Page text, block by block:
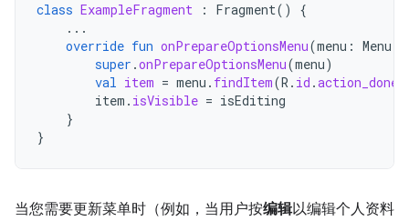
class ExampleFragment : Fragment()
{
...
override fun onPrepareOptionsMenu(menu : Menu
super .onPrepareOptionsMenu(menu)
val item = menu . findItem(R . id .action_done
item . isVisible = isEditing
}
}
当您需要更新菜单时（例如，当用户按编辑以编辑个人资料